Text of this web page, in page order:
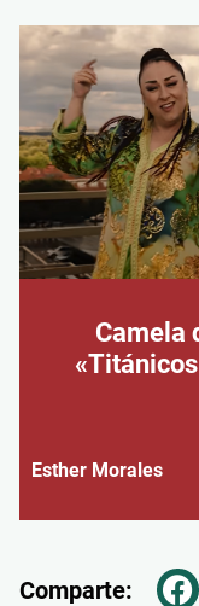
Camela
Esther Morales
Comparte: